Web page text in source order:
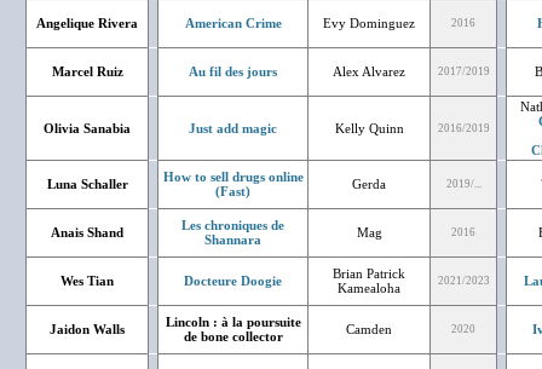
Angelique Rivera American Crime Evy Dominguez 2016
Marcel Ruiz Au fil des jours Alex Alvarez 2017/2019
Olivia Sanabia Just add magic Kelly Quinn 2016/2019
Luna Schaller
How to sell drugs online
(Fast)
Gerda 2019/...
Anais Shand
Les chroniques de
Shannara
Mag 2016
Wes Tian Docteure Doogie
Brian Patrick
Kamealoha
2021/2023
Jaidon Walls
Lincoln : à la poursuite
de bone collector
Camden 2020